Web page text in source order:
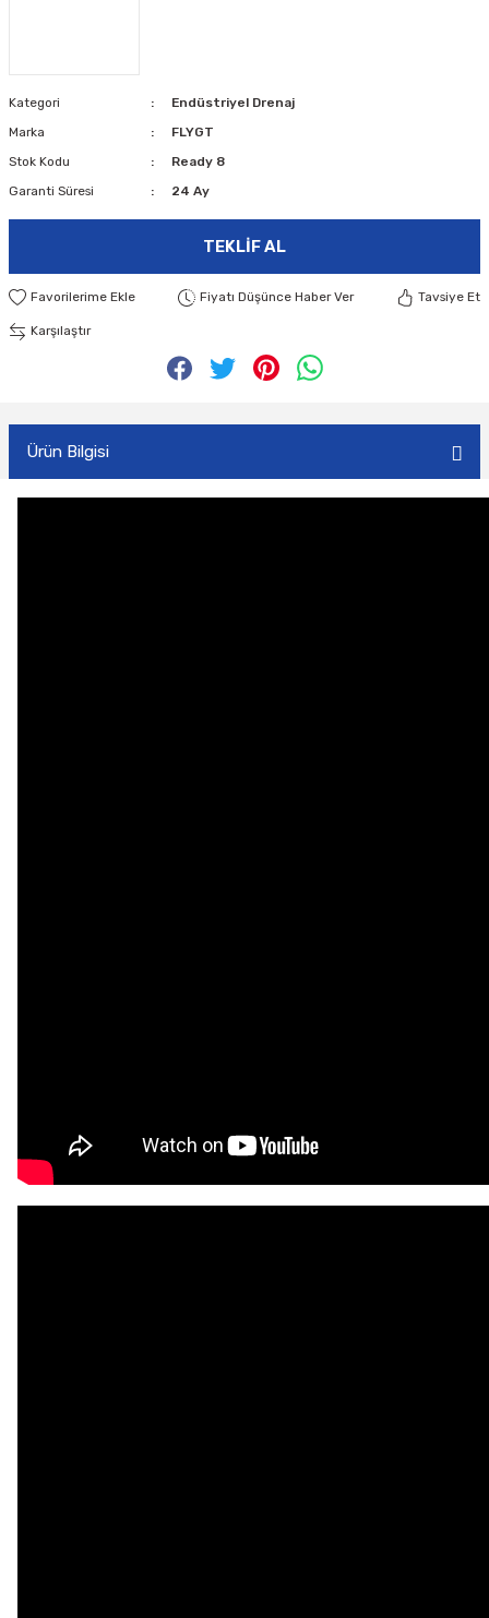
Kategori
Endüstriyel Drenaj
Marka
FLYGT
Stok Kodu
Ready 8
Garanti Süresi
24 Ay
TEKLIF AL
Fiyatı Düşünce Haber Ver Tavsiye Et
Karşılaştır
Ürün Bilgisi